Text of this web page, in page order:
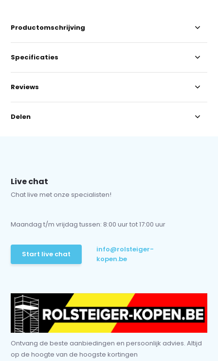
Productomschrijving
Specificaties
Reviews
Delen
Live chat
Chat live met onze specialisten!
Maandag t/m vrijdag tussen: 8:00 uur tot 17:00 uur
Start live chat
info@rolsteiger-
kopen.be
Ontvang de beste aanbiedingen en persoonlijk advies. Altijd
op de hoogte van de hoogste kortingen